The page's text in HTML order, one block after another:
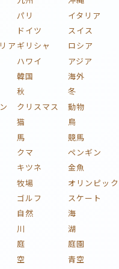
パリ
イタリア
ドイツ
スイス
ア ギリシャ
ロシア
ハワイ
アジア
韓国
海外
秋
冬
クリスマス
動物
猫
鳥
馬
競馬
クマ
ペンギン
キツネ
金魚
牧場
オリンピック
ゴルフ
スケート
自然
海
川
湖
庭
庭園
空
青空